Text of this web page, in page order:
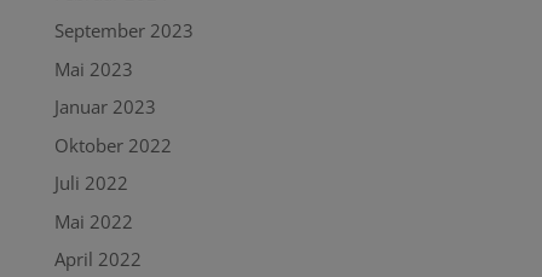
September 2023
Mai 2023
Januar 2023
Oktober 2022
Juli 2022
Mai 2022
April 2022